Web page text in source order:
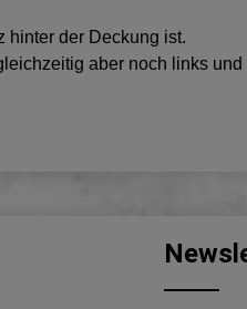
hinter der Deckung ist.
aber noch links